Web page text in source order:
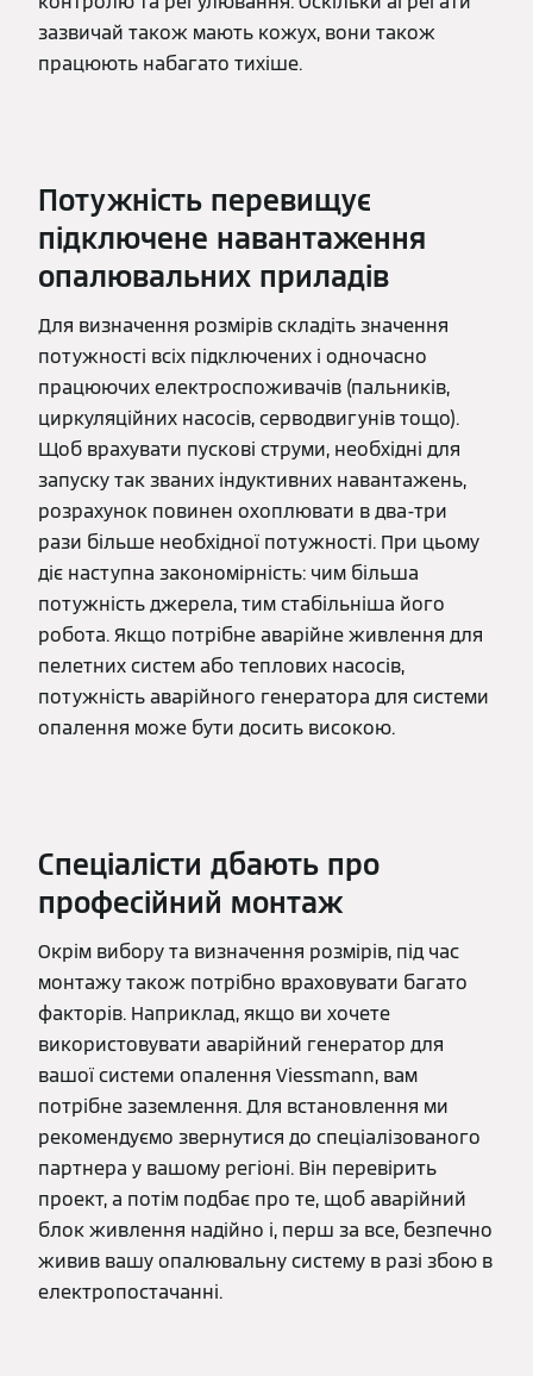
зазвичай також мають кожух, вони також
працюють набагато тихіше.
Потужність перевищує
підключене навантаження
опалювальних приладів
Для визначення розмірів складіть значення
потужності всіх підключених і одночасно
працюючих електроспоживачів (пальників,
циркуляційних насосів, серводвигунів тощо).
Щоб врахувати пускові струми, необхідні для
запуску так званих індуктивних навантажень,
розрахунок повинен охоплювати в два-три
рази більше необхідної потужності. При цьому
діє наступна закономірність: чим більша
потужність джерела, тим стабільніша його
робота. Якщо потрібне аварійне живлення для
пелетних систем або теплових насосів,
потужність аварійного генератора для системи
опалення може бути досить високою.
Спеціалісти дбають про
професійний монтаж
Окрім вибору та визначення розмірів, під час
монтажу також потрібно враховувати багато
факторів. Наприклад, якщо ви хочете
використовувати аварійний генератор для
вашої системи опалення Viessmann, вам
потрібне заземлення. Для встановлення ми
рекомендуємо звернутися до спеціалізованого
партнера у вашому регіоні. Він перевірить
проект, а потім подбає про те, щоб аварійний
блок живлення надійно і, перш за все, безпечно
живив вашу опалювальну систему в разі збою в
електропостачанні.